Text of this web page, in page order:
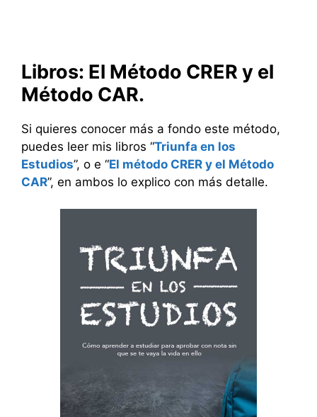
Libros: El Método CRER y el
Método CAR.
Si quieres conocer más a fondo este método,
puedes leer mis libros “Triunfa en los
Estudios”, o e “El método CRER y el Método
CAR”, en ambos lo explico con más detalle.